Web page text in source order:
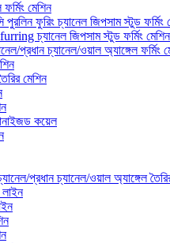
মেশিন
পুরলিন ফুরিং চ্যানেল জিপসাম স্টুড ফর্মিং
চ্যানেল জিপসাম স্টুড ফর্মিং মেশিন
প্রধান চ্যানেল/ওয়াল অ্যাঙ্গেল ফর্মিং
মেশিন
কয়েল
প্রধান চ্যানেল/ওয়াল অ্যাঙ্গেল
লাইন